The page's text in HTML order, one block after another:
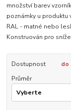
množství barev
poznámky u
RAL - matné nebo
Konstruován pro
Dostupnost
do
Průměr